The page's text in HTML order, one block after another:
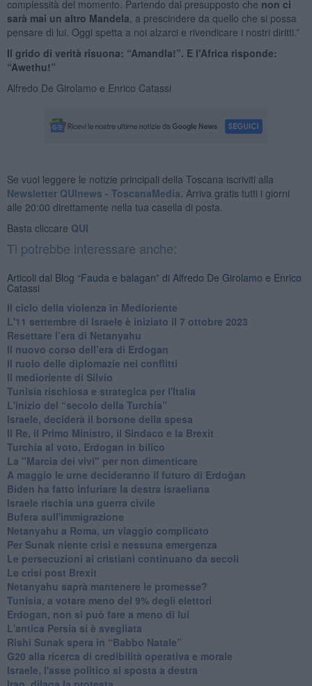
complessità del momento. Partendo dal presupposto che non ci
sarà mai un altro Mandela , a prescindere da quello che si possa
pensare di lui. Oggi spetta a noi alzarci e rivendicare i nostri diritti.”
Il grido di verità risuona: “Amandla!”. E l'Africa risponde:
“Awethu!”
Alfredo De Girolamo e Enrico Catassi
Se vuoi leggere le notizie principali della Toscana iscriviti alla
Newsletter QUInews - ToscanaMedia. Arriva gratis tutti i giorni
alle 20:00 direttamente nella tua casella di posta.
Basta cliccare QUI
Ti potrebbe interessare anche:
Articoli dal Blog “Fauda e balagan” di Alfredo De Girolamo e Enrico
Catassi
Il ciclo della violenza in Medioriente
L'11 settembre di Israele è iniziato il 7 ottobre 2023
Resettare l’era di Netanyahu
​Il nuovo corso dell’era di Erdogan
Il ruolo delle diplomazie nei conflitti
Il medioriente di Silvio
Tunisia rischiosa e strategica per l'Italia
L'inizio del “secolo della Turchia”
Israele, deciderà il borsone della spesa
Il Re, il Primo Ministro, il Sindaco e la Brexit
Turchia al voto, Erdogan in bilico
La "Marcia dei vivi" per non dimenticare
A maggio le urne decideranno il futuro di Erdoğan
Biden ha fatto infuriare la destra israeliana
Israele rischia una guerra civile
Bufera sull'immigrazione
Netanyahu a Roma, un viaggio complicato
Per Sunak niente crisi e nessuna emergenza
Le persecuzioni ai cristiani continuano da secoli
Le crisi post Brexit
Netanyahu saprà mantenere le promesse?
Tunisia, a votare meno del 9% degli elettori
Erdogan, non si può fare a meno di lui
L'antica Persia si è svegliata
Rishi Sunak spera in “Babbo Natale”
G20 alla ricerca di credibilità operativa e morale
Israele, l'asse politico si sposta a destra